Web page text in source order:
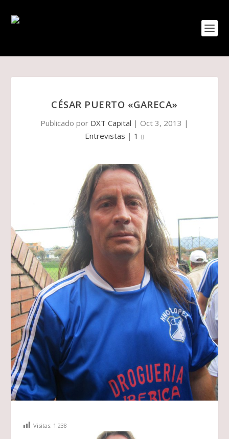
CÉSAR PUERTO «GARECA»
Publicado por DXT Capital | Oct 3, 2013 |
Entrevistas | 1
Visitas: 1.238